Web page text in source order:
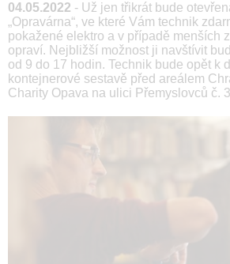
04.05.2022 - Už jen třikrát bude
„Opravárna“, ve které Vám technik
pokažené elektro a v případě menších
opraví. Nejbližší možnost ji navštívit
od 9 do 17 hodin. Technik bude opět k
kontejnerové sestavě před areálem
Charity Opava na ulici Přemyslovců č.